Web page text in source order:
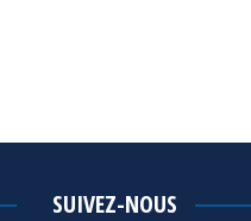
SUIVEZ-NOUS